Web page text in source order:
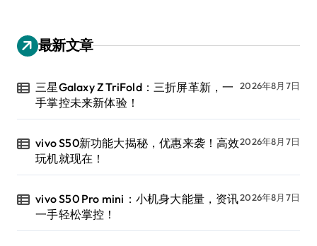
最新文章
三星Galaxy Z TriFold：三折屏革新，一
手掌控未来新体验！
2026年8月7日
vivo S50新功能大揭秘，优惠来袭！高效
玩机就现在！
2026年8月7日
vivo S50 Pro mini：小机身大能量，资讯
一手轻松掌控！
2026年8月7日